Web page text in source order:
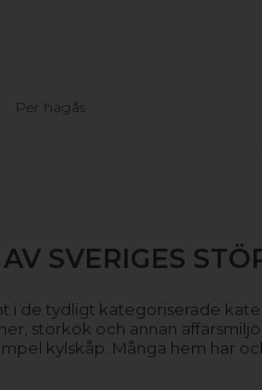
Per hagås
SVERIGES
de tydligt kategoriserade
storkök och annan
kylskåp. Många hem har